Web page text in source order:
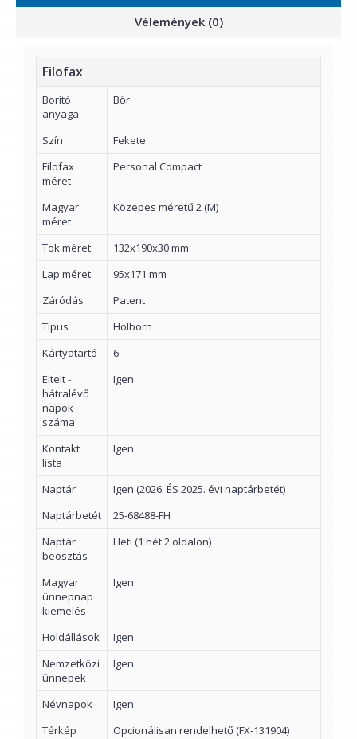
Vélemények (0)
Filofax
Borító
anyaga
Bőr
Szín
Fekete
Filofax
méret
Personal Compact
Magyar
méret
Közepes méretű 2 (M)
Tok méret
132x190x30 mm
Lap méret
95x171 mm
Záródás
Patent
Típus
Holborn
Kártyatartó
6
Eltelt -
hátralévő
napok
száma
Igen
Kontakt
lista
Igen
Naptár
Igen (2026. ÉS 2025. évi naptárbetét)
Naptárbetét
25-68488-FH
Naptár
beosztás
Heti (1 hét 2 oldalon)
Magyar
ünnepnap
kiemelés
Igen
Holdállások
Igen
Nemzetközi
ünnepek
Igen
Névnapok
Igen
Térkép
Opcionálisan rendelhető (FX-131904)